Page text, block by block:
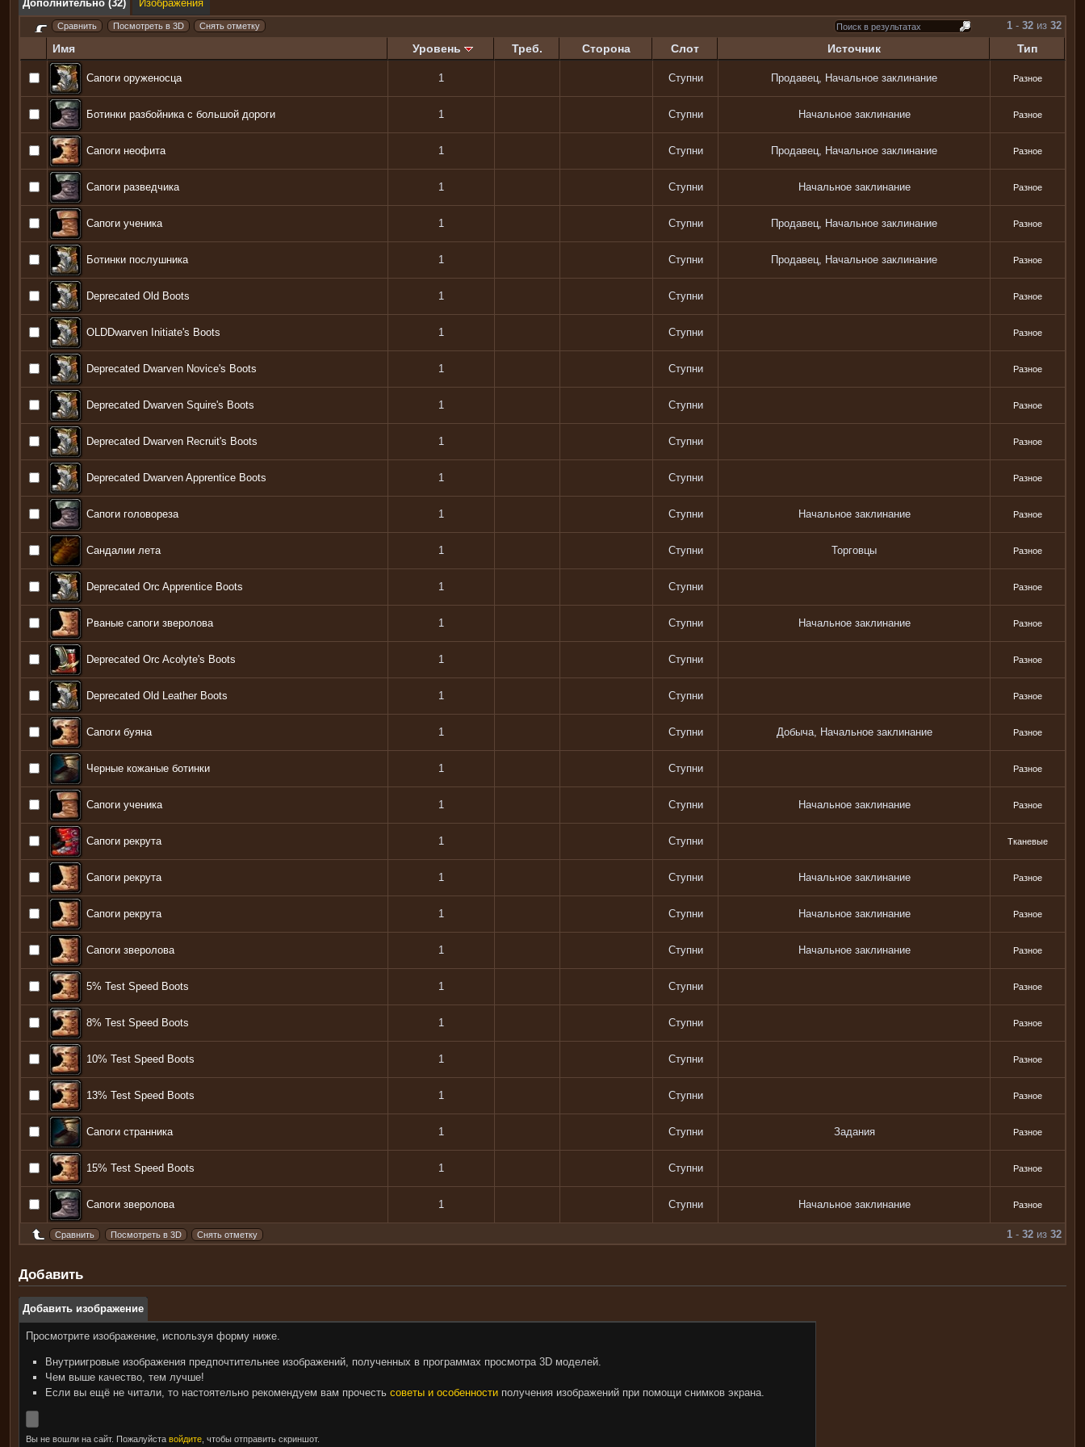
Дополнительно (32)
Изображения
1 - 32 из 32
Имя Уровень Треб. Сторона Слот Источник Тип
Сапоги оруженосца 1 Ступни Продавец, Начальное заклинание Разное
Ботинки разбойника с большой дороги 1 Ступни Начальное заклинание Разное
Сапоги неофита 1 Ступни Продавец, Начальное заклинание Разное
Сапоги разведчика 1 Ступни Начальное заклинание Разное
Сапоги ученика 1 Ступни Продавец, Начальное заклинание Разное
Ботинки послушника 1 Ступни Продавец, Начальное заклинание Разное
Deprecated Old Boots 1 Ступни Разное
OLDDwarven Initiate's Boots 1 Ступни Разное
Deprecated Dwarven Novice's Boots 1 Ступни Разное
Deprecated Dwarven Squire's Boots 1 Ступни Разное
Deprecated Dwarven Recruit's Boots 1 Ступни Разное
Deprecated Dwarven Apprentice Boots 1 Ступни Разное
Сапоги головореза 1 Ступни Начальное заклинание Разное
Сандалии лета 1 Ступни Торговцы Разное
Deprecated Orc Apprentice Boots 1 Ступни Разное
Рваные сапоги зверолова 1 Ступни Начальное заклинание Разное
Deprecated Orc Acolyte's Boots 1 Ступни Разное
Deprecated Old Leather Boots 1 Ступни Разное
Сапоги буяна 1 Ступни Добыча, Начальное заклинание Разное
Черные кожаные ботинки 1 Ступни Разное
Сапоги ученика 1 Ступни Начальное заклинание Разное
Сапоги рекрута 1 Ступни Тканевые
Сапоги рекрута 1 Ступни Начальное заклинание Разное
Сапоги рекрута 1 Ступни Начальное заклинание Разное
Сапоги зверолова 1 Ступни Начальное заклинание Разное
5% Test Speed Boots 1 Ступни Разное
8% Test Speed Boots 1 Ступни Разное
10% Test Speed Boots 1 Ступни Разное
13% Test Speed Boots 1 Ступни Разное
Сапоги странника 1 Ступни Задания Разное
15% Test Speed Boots 1 Ступни Разное
Сапоги зверолова 1 Ступни Начальное заклинание Разное
1 - 32 из 32
Добавить
Добавить изображение
Просмотрите изображение, используя форму ниже.
Внутриигровые изображения предпочтительнее изображений, полученных в программах просмотра 3D моделей.
Чем выше качество, тем лучше!
Если вы ещё не читали, то настоятельно рекомендуем вам прочесть советы и особенности получения изображений при помощи снимков экрана.
Вы не вошли на сайт. Пожалуйста войдите , чтобы отправить скриншот.